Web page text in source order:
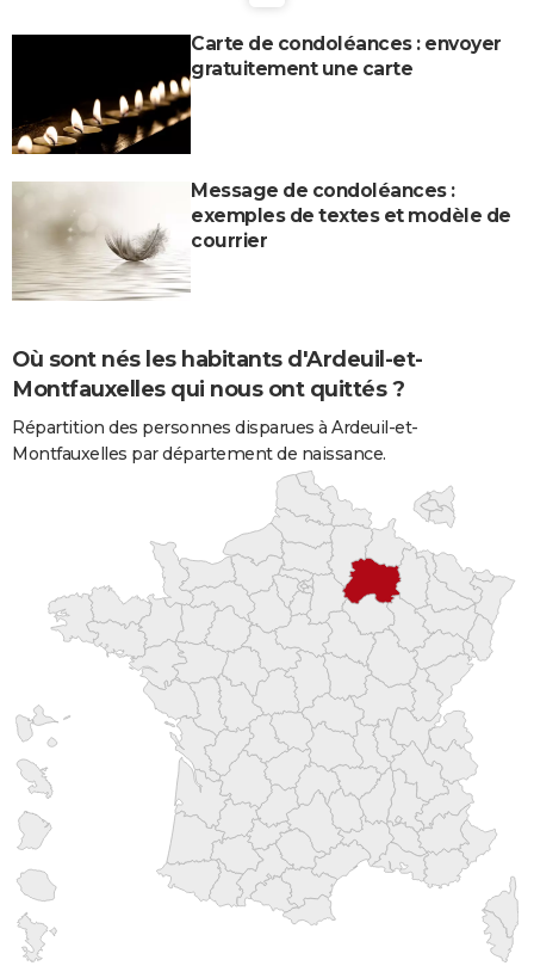
Carte de condoléances : envoyer
gratuitement une carte
Message de condoléances :
exemples de textes et modèle de
courrier
Où sont nés les habitants d'Ardeuil-et-
Montfauxelles qui nous ont quittés ?
Répartition des personnes disparues à Ardeuil-et-
Montfauxelles par département de naissance.